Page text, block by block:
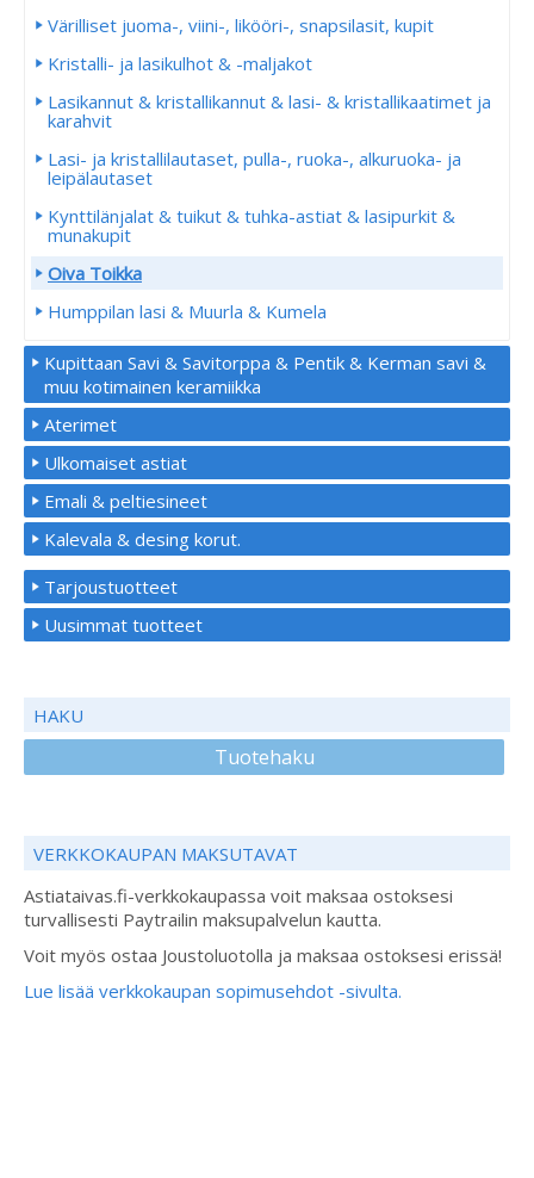
Värilliset juoma-, viini-, likööri-, snapsilasit, kupit
Kristalli- ja lasikulhot & -maljakot
Lasikannut & kristallikannut & lasi- & kristallikaatimet ja
karahvit
Lasi- ja kristallilautaset, pulla-, ruoka-, alkuruoka- ja
leipälautaset
Kynttilänjalat & tuikut & tuhka-astiat & lasipurkit &
munakupit
Oiva Toikka
Humppilan lasi & Muurla & Kumela
Kupittaan Savi & Savitorppa & Pentik & Kerman savi &
muu kotimainen keramiikka
Aterimet
Ulkomaiset astiat
Emali & peltiesineet
Kalevala & desing korut.
Tarjoustuotteet
Uusimmat tuotteet
HAKU
Tuotehaku
VERKKOKAUPAN MAKSUTAVAT
Astiataivas.fi-verkkokaupassa voit maksaa ostoksesi
turvallisesti Paytrailin maksupalvelun kautta.
Voit myös ostaa Joustoluotolla ja maksaa ostoksesi erissä!
Lue lisää verkkokaupan sopimusehdot -sivulta.